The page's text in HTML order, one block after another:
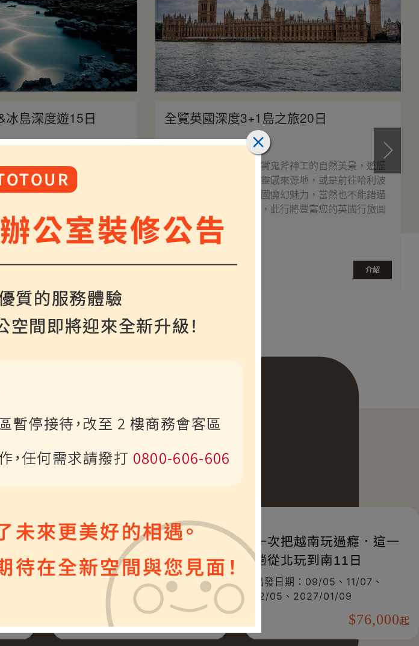
冰島深度遊15日
歐風采，經典冰島金環之
布與藍色溫泉湖；走訪愛爾
道，欣賞遼闊海景，最後於
全覽英國深度3+1島之旅20日
深度導覽英愛之最，欣賞鬼斧神工的自然美景，遊歷
知名文學作家的故居與靈感來源地，或是前往哈利波
特的取景地點，體驗英國魔幻魅力，當然也不能錯過
倫敦市區各式知名景點，此行將豐富您的英國行旅圖
鑑。
$ 介紹
瀑
新馬8日 吉隆坡‧麻六
甲‧怡保‧檳城‧金沙娛
樂城
出發日期：09/08、10/21、
11/20、12/06(已成團)
一次把越南玩過癮．這一
趟從北玩到南11日
出發日期：09/05、11/07、
12/05、2027/01/09
76,000起